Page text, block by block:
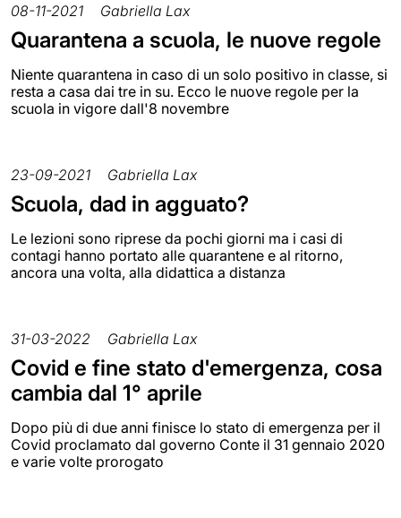
08-11-2021 Gabriella Lax
Quarantena a scuola, le nuove regole
Niente quarantena in caso di un solo positivo in classe, si
resta a casa dai tre in su. Ecco le nuove regole per la
scuola in vigore dall'8 novembre
23-09-2021 Gabriella Lax
Scuola, dad in agguato?
Le lezioni sono riprese da pochi giorni ma i casi di
contagi hanno portato alle quarantene e al ritorno,
ancora una volta, alla didattica a distanza
31-03-2022 Gabriella Lax
Covid e fine stato d'emergenza, cosa
cambia dal 1° aprile
Dopo più di due anni finisce lo stato di emergenza per il
Covid proclamato dal governo Conte il 31 gennaio 2020
e varie volte prorogato